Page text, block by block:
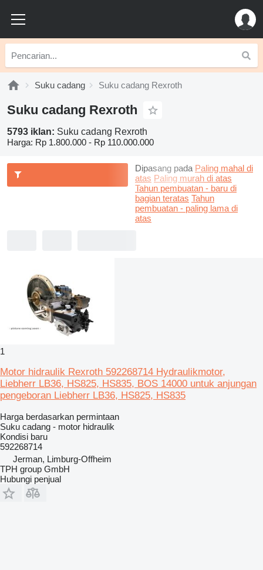
Suku cadang Suku cadang Rexroth
Suku cadang Rexroth
5793 iklan: Suku cadang Rexroth
Harga: Rp 1.800.000 - Rp 110.000.000
Dipasang pada Paling mahal di
atas Paling murah di atas
Tahun pembuatan - baru di
bagian teratas Tahun
pembuatan - paling lama di
atas
1
Motor hidraulik Rexroth 592268714 Hydraulikmotor,
Liebherr LB36, HS825, HS835, BOS 14000 untuk anjungan
pengeboran Liebherr LB36, HS825, HS835
Harga berdasarkan permintaan
Suku cadang - motor hidraulik
Kondisi baru
592268714
Jerman, Limburg-Offheim
TPH group GmbH
Hubungi penjual